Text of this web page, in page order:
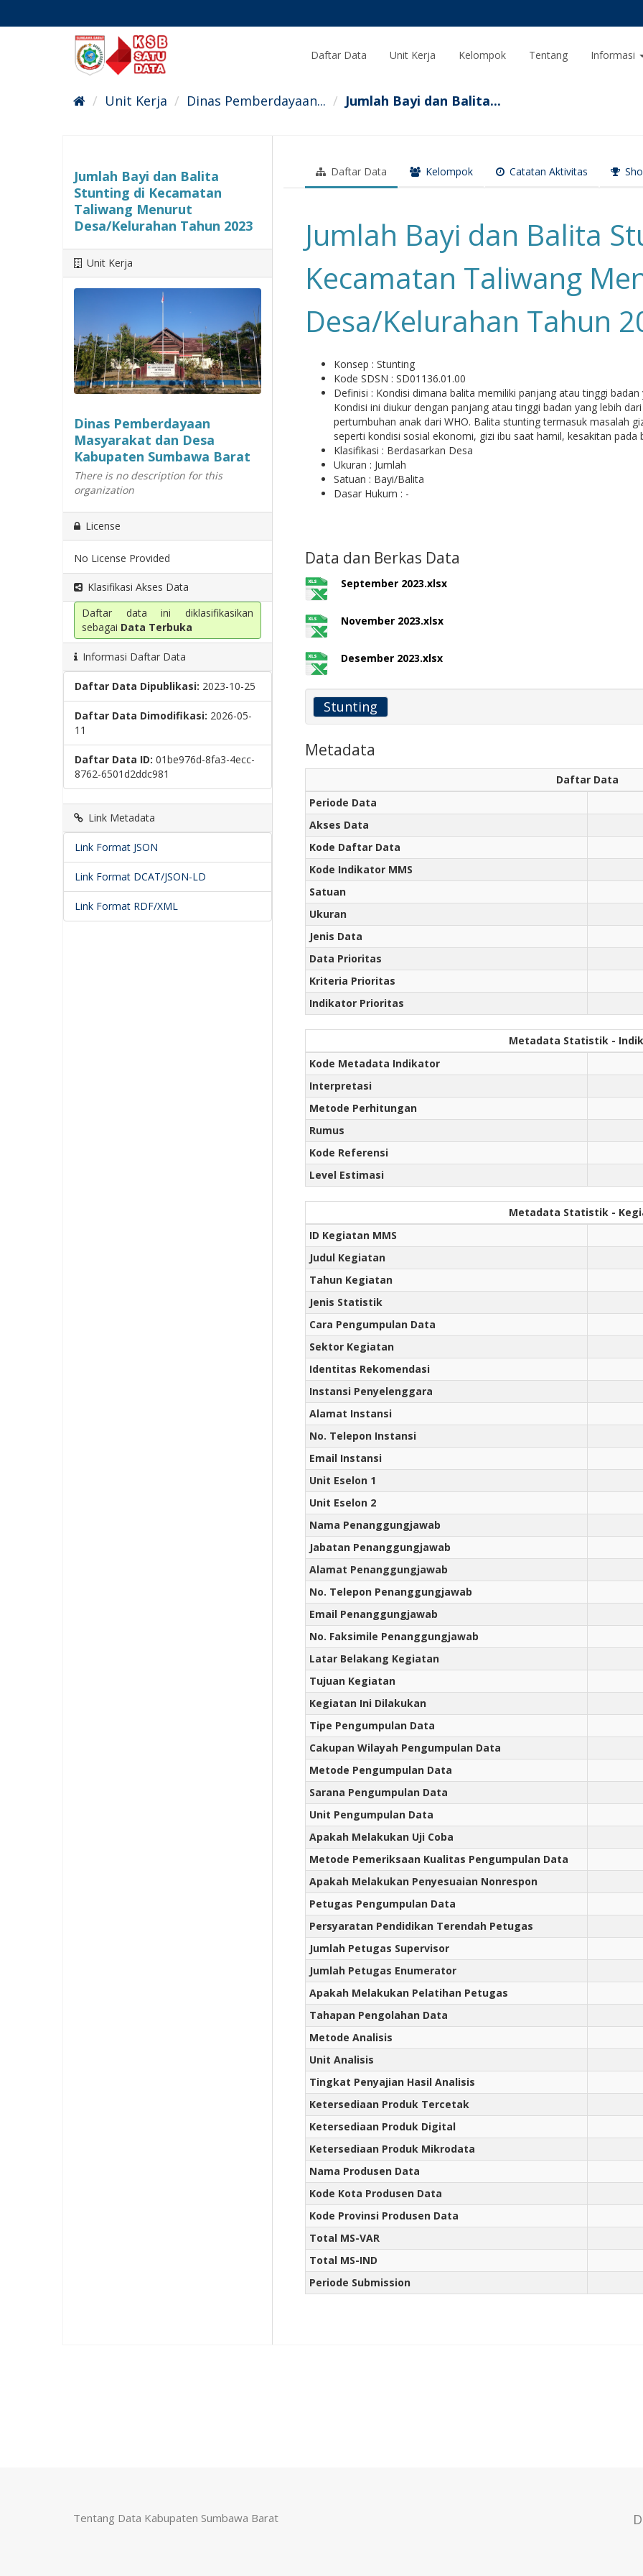
Daftar Data Unit Kerja Kelompok Tentang Informasi
Unit Kerja Dinas Pemberdayaan... Jumlah Bayi dan Balita...
Jumlah Bayi dan Balita
Stunting di Kecamatan
Taliwang Menurut
Desa/Kelurahan Tahun 2023
Unit Kerja
Dinas Pemberdayaan
Masyarakat dan Desa
Kabupaten Sumbawa Barat
There is no description for this
organization
License
No License Provided
Klasifikasi Akses Data
Daftar data ini diklasifikasikan
sebagai Data Terbuka
Informasi Daftar Data
Daftar Data Dipublikasi: 2023-10-25
Daftar Data Dimodifikasi: 2026-05-
11
Daftar Data ID: 01be976d-8fa3-4ecc-
8762-6501d2ddc981
Link Metadata
Link Format JSON
Link Format DCAT/JSON-LD
Link Format RDF/XML
Daftar Data Kelompok Catatan Aktivitas
Jumlah Bayi dan Balita
Kecamatan Taliwang
Desa/Kelurahan Tahun
Konsep : Stunting
Kode SDSN : SD01136.01.00
Definisi : Kondisi dimana balita memiliki panjang atau tinggi
Kondisi ini diukur dengan panjang atau tinggi badan yang lebih
pertumbuhan anak dari WHO. Balita stunting termasuk masalah
seperti kondisi sosial ekonomi, gizi ibu saat hamil, kesakitan pada
Klasifikasi : Berdasarkan Desa
Ukuran : Jumlah
Satuan : Bayi/Balita
Dasar Hukum : -
Data dan Berkas Data
September 2023.xlsx
November 2023.xlsx
Desember 2023.xlsx
Stunting
Metadata
Daftar Data
Periode Data
Akses Data
Kode Daftar Data
Kode Indikator MMS
Satuan
Ukuran
Jenis Data
Data Prioritas
Kriteria Prioritas
Indikator Prioritas
Metadata Statistik -
Kode Metadata Indikator
Interpretasi
Metode Perhitungan
Rumus
Kode Referensi
Level Estimasi
Metadata Statistik -
ID Kegiatan MMS
Judul Kegiatan
Tahun Kegiatan
Jenis Statistik
Cara Pengumpulan Data
Sektor Kegiatan
Identitas Rekomendasi
Instansi Penyelenggara
Alamat Instansi
No. Telepon Instansi
Email Instansi
Unit Eselon 1
Unit Eselon 2
Nama Penanggungjawab
Jabatan Penanggungjawab
Alamat Penanggungjawab
No. Telepon Penanggungjawab
Email Penanggungjawab
No. Faksimile Penanggungjawab
Latar Belakang Kegiatan
Tujuan Kegiatan
Kegiatan Ini Dilakukan
Tipe Pengumpulan Data
Cakupan Wilayah Pengumpulan Data
Metode Pengumpulan Data
Sarana Pengumpulan Data
Unit Pengumpulan Data
Apakah Melakukan Uji Coba
Metode Pemeriksaan Kualitas Pengumpulan Data
Apakah Melakukan Penyesuaian Nonrespon
Petugas Pengumpulan Data
Persyaratan Pendidikan Terendah Petugas
Jumlah Petugas Supervisor
Jumlah Petugas Enumerator
Apakah Melakukan Pelatihan Petugas
Tahapan Pengolahan Data
Metode Analisis
Unit Analisis
Tingkat Penyajian Hasil Analisis
Ketersediaan Produk Tercetak
Ketersediaan Produk Digital
Ketersediaan Produk Mikrodata
Nama Produsen Data
Kode Kota Produsen Data
Kode Provinsi Produsen Data
Total MS-VAR
Total MS-IND
Periode Submission
Tentang Data Kabupaten Sumbawa Barat